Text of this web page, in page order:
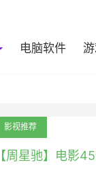
电脑软件
影视推荐
【周星驰】电影